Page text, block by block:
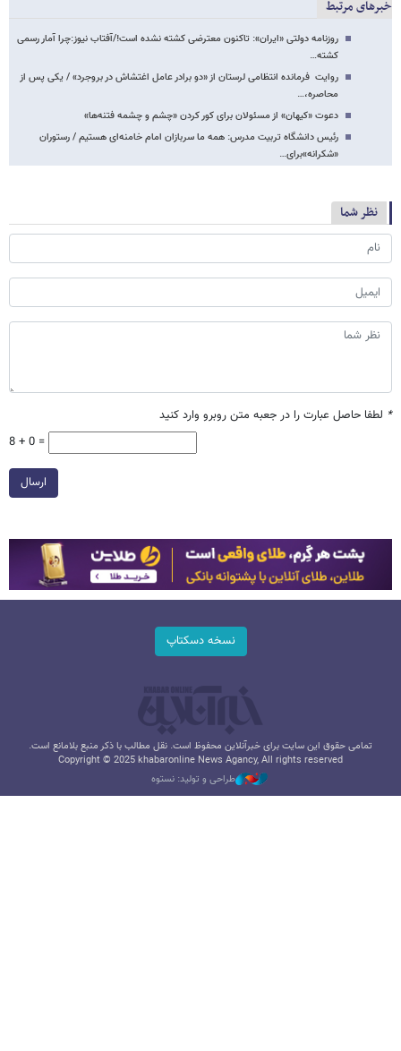
خبرهای مرتبط
روزنامه دولتی «ایران»: تاکنون معترضی کشته نشده است!/آفتاب نیوز:چرا آمار رسمی
کشته…
روایت فرمانده انتظامی لرستان از «دو برادر عامل اغتشاش در بروجرد» / یکی پس از
محاصره،…
دعوت «کیهان» از مسئولان برای کور کردن «چشم و چشمه فتنه‌ها»
رئیس دانشگاه تربیت مدرس: همه ما سربازان امام خامنه‌ای هستیم / رستوران
«شکرانه»برای…
نظر شما
* لطفا حاصل عبارت را در جعبه متن روبرو وارد کنید
8 + 0 =
ارسال
نسخه دسکتاپ
تمامی حقوق این سایت برای خبرآنلاین محفوظ است. نقل مطالب با ذکر منبع بلامانع است.
Copyright © 2025 khabaronline News Agancy, All rights reserved
طراحی و تولید: نستوه